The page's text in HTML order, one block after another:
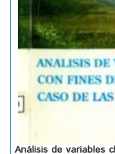
Análisis de variables